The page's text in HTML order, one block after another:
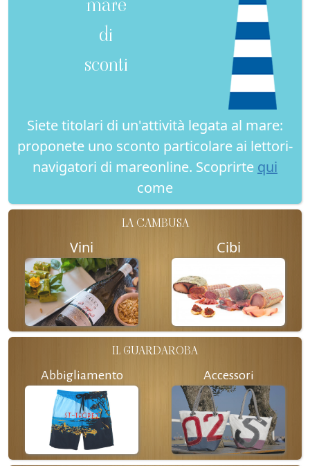
di
sconti
Siete titolari di un'attività legata al mare:
proponete uno sconto particolare ai lettori-
navigatori di mareonline. Scoprirte qui
come
LA CAMBUSA
Vini Cibi
IL GUARDAROBA
Abbigliamento Accessori